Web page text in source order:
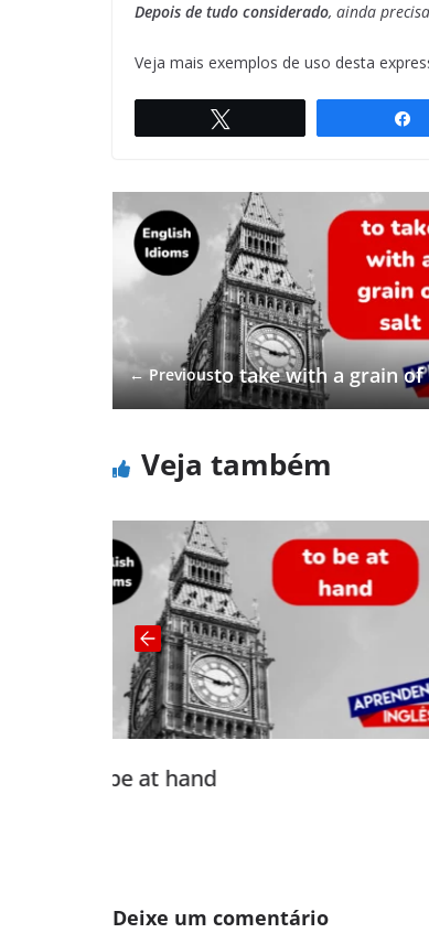
Depois de tudo considerado, ainda
Veja mais exemplos de uso desta
← Previousto take with a grain of
Veja também
Deixe um comentário